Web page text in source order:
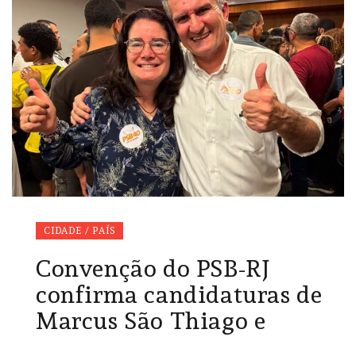
CIDADE / PAÍS
Convenção do PSB-RJ
confirma candidaturas de
Marcus São Thiago e